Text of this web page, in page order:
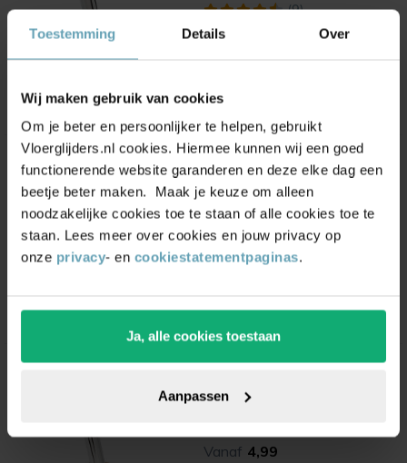
Toestemming Details Over
Wij maken gebruik van cookies
Om je beter en persoonlijker te helpen, gebruikt
Vloerglijders.nl cookies. Hiermee kunnen wij een goed
functionerende website garanderen en deze elke dag een
beetje beter maken. Maak je keuze om alleen
noodzakelijke cookies toe te staan of alle cookies toe te
staan. Lees meer over cookies en jouw privacy op
onze privacy- en cookiestatementpaginas.
Ja, alle cookies toestaan
Aanpassen
(9)
Vanaf
Silent Socks Original Rood
(3)
Vanaf 4,99
Vanaf 4,99